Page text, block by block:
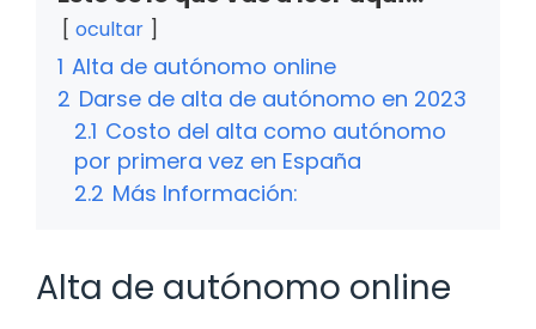
ocultar
1 Alta de autónomo online
2 Darse de alta de autónomo en 2023
2.1 Costo del alta como autónomo
por primera vez en España
2.2 Más Información:
Alta de autónomo online